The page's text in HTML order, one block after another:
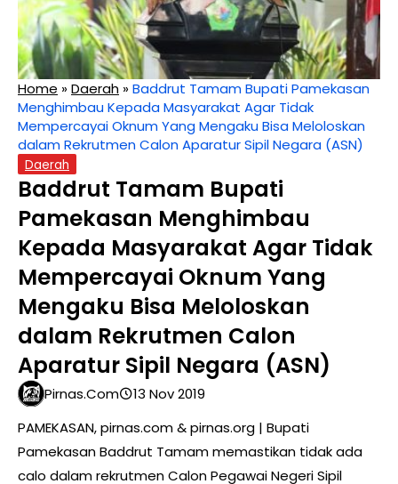
Home »Daerah »Baddrut Tamam Bupati Pamekasan
Menghimbau Kepada Masyarakat Agar Tidak
Mempercayai Oknum Yang Mengaku Bisa Meloloskan
dalam Rekrutmen Calon Aparatur Sipil Negara (ASN)
Daerah
Baddrut Tamam Bupati
Pamekasan Menghimbau
Kepada Masyarakat Agar Tidak
Mempercayai Oknum Yang
Mengaku Bisa Meloloskan
dalam Rekrutmen Calon
Aparatur Sipil Negara (ASN)
Pirnas.com
13 Nov 2019
PAMEKASAN, pirnas.com & pirnas.org | Bupati
Pamekasan Baddrut Tamam memastikan tidak ada
calo dalam rekrutmen Calon Pegawai Negeri Sipil